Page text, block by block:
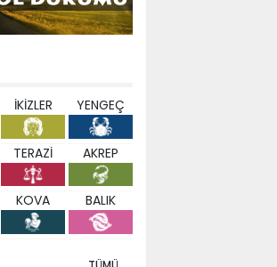
İKİZLER YENGEÇ
TERAZİ AKREP
KOVA BALIK